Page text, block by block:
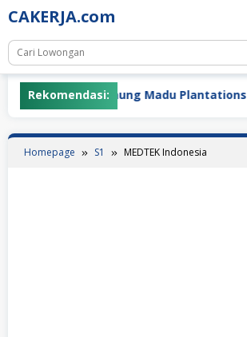
Skip
to
content
CAKERJA.com
Rekomendasi:
PT Gunung Madu Plantations
Homepage S1 MEDTEK Indonesia